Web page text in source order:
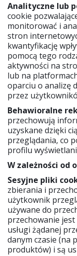
Analityczne lub
cookie
monitorować i
stron
kwantyfikację
pomocą tego
aktywności na
lub na
oparciu o analizę
przez
Behawioralne
przechowują
uzyskane dzięki
przeglądania, co
profilu
W zależności od
Sesyjne pliki
zbierania i
użytkownik
używane do
przechowanie
usługi żądanej
danym czasie (na
produktów) i są